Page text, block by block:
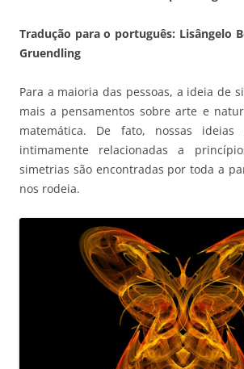
Tradução para o português: Lisângelo
Gruendling
Para a maioria das pessoas, a ideia de
mais a pensamentos sobre arte e
matemática. De fato, nossas
intimamente relacionadas a
simetrias são encontradas por toda a
nos rodeia.